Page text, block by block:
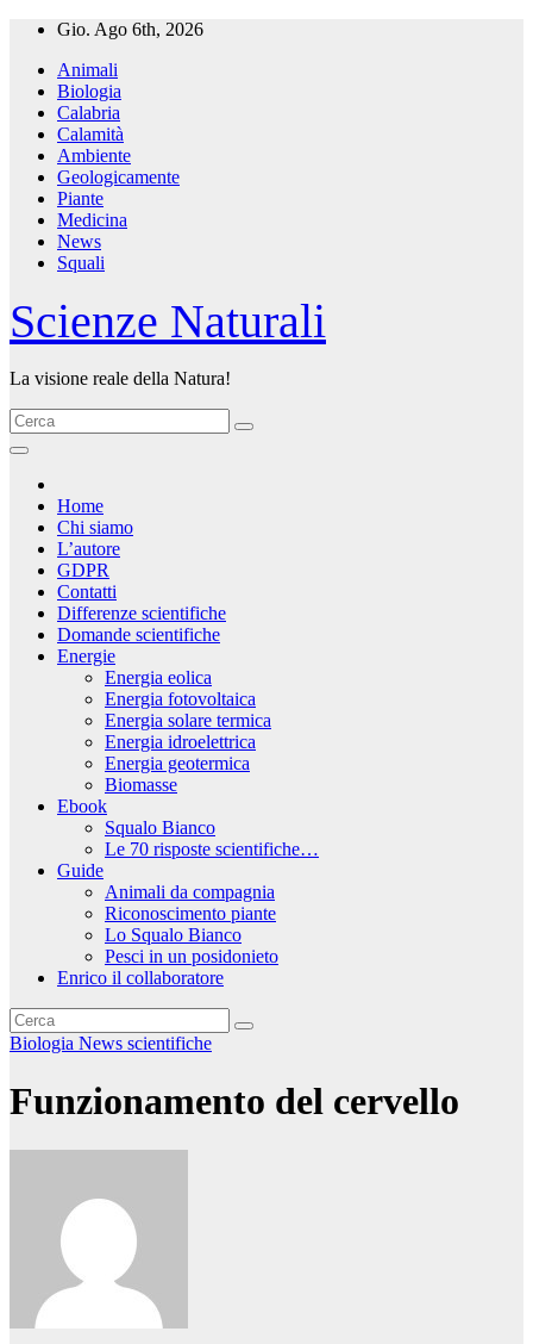
Salta
contenuto
Gio. Ago 6th, 2026
Animali
Biologia
Calabria
Calamità
Ambiente
Geologicamente
Piante
Medicina
News
Squali
Scienze Naturali
La visione reale della Natura!
Home
Chi siamo
L’autore
GDPR
Contatti
Differenze scientifiche
Domande scientifiche
Energie
Energia eolica
Energia fotovoltaica
Energia solare termica
Energia idroelettrica
Energia geotermica
Biomasse
Ebook
Squalo Bianco
Le 70 risposte scientifiche…
Guide
Animali da compagnia
Riconoscimento piante
Lo Squalo Bianco
Pesci in un posidonieto
Enrico il collaboratore
Biologia News scientifiche
Funzionamento del cervello